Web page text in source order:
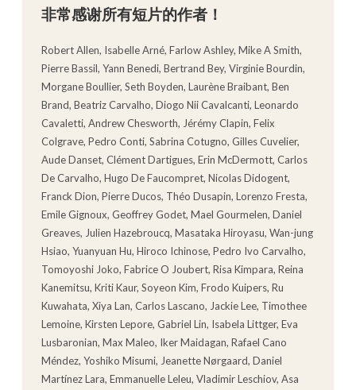
非常感谢所有短片的作者！
Robert Allen, Isabelle Arné, Farlow Ashley, Mike A Smith,
Pierre Bassil, Yann Benedi, Bertrand Bey, Virginie Bourdin,
Morgane Boullier, Seth Boyden, Laurène Braibant, Ben
Brand, Beatriz Carvalho, Diogo Nii Cavalcanti, Leonardo
Cavaletti, Andrew Chesworth, Jérémy Clapin, Felix
Colgrave, Pedro Conti, Sabrina Cotugno, Gilles Cuvelier,
Aude Danset, Clément Dartigues, Erin McDermott, Carlos
De Carvalho, Hugo De Faucompret, Nicolas Didogent,
Franck Dion, Pierre Ducos, Théo Dusapin, Lorenzo Fresta,
Emile Gignoux, Geoffrey Godet, Mael Gourmelen, Daniel
Greaves, Julien Hazebroucq, Masataka Hiroyasu, Wan-jung
Hsiao, Yuanyuan Hu, Hiroco Ichinose, Pedro Ivo Carvalho,
Tomoyoshi Joko, Fabrice O Joubert, Risa Kimpara, Reina
Kanemitsu, Kriti Kaur, Soyeon Kim, Frodo Kuipers, Ru
Kuwahata, Xiya Lan, Carlos Lascano, Jackie Lee, Timothee
Lemoine, Kirsten Lepore, Gabriel Lin, Isabela Littger, Eva
Lusbaronian, Max Maleo, Iker Maidagan, Rafael Cano
Méndez, Yoshiko Misumi, Jeanette Nørgaard, Daniel
Martínez Lara, Emmanuelle Leleu, Vladimir Leschiov, Asa